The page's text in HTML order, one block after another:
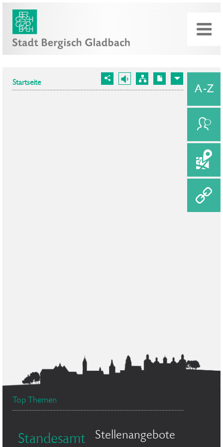
Startseite
Top Themen
Standesamt Stellenangebote